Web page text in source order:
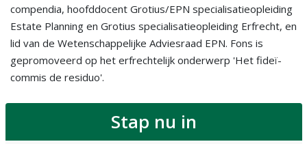
compendia, hoofddocent Grotius/EPN specialisatieopleiding
Estate Planning en Grotius specialisatieopleiding Erfrecht, en
lid van de Wetenschappelijke Adviesraad EPN. Fons is
gepromoveerd op het erfrechtelijk onderwerp 'Het fideï-
commis de residuo'.
Stap nu in